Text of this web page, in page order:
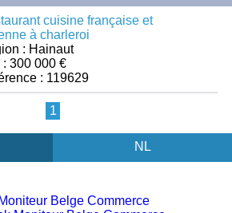
cuisine française et
à charleroi
: Hainaut
: 300 000 €
: 119629
1
NL